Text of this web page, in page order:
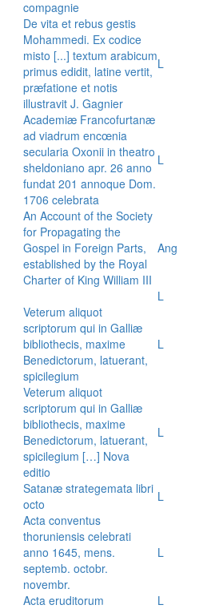
compagnie
De vita et rebus gestis
Mohammedi. Ex codice
misto [...] textum arabicum
primus edidit, latine vertit,
præfatione et notis
illustravit J. Gagnier
L
Academiæ Francofurtanæ
ad viadrum encœnia
secularia Oxonii in theatro
sheldoniano apr. 26 anno
fundat 201 annoque Dom.
1706 celebrata
L
An Account of the Society
for Propagating the
Gospel in Foreign Parts,
established by the Royal
Charter of King William III
Ang
L
Veterum aliquot
scriptorum qui in Galliæ
bibliothecis, maxime
Benedictorum, latuerant,
spicilegium
L
Veterum aliquot
scriptorum qui in Galliæ
bibliothecis, maxime
Benedictorum, latuerant,
spicilegium […] Nova
editio
L
Satanæ strategemata libri
octo
L
Acta conventus
thoruniensis celebrati
anno 1645, mens.
septemb. octobr.
novembr.
L
Acta eruditorum
L